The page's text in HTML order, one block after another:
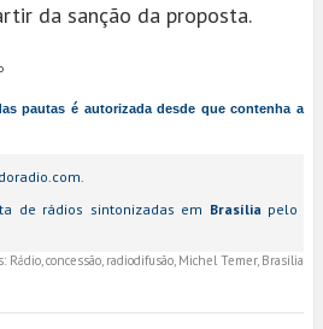
da sanção da proposta.
pautas é autorizada desde que contenha a
de rádios sintonizadas em Brasília pelo
Rádio, concessão, radiodifusão, Michel Temer, Brasília